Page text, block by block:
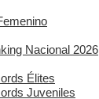
Nacional 2026
Élites
Juveniles